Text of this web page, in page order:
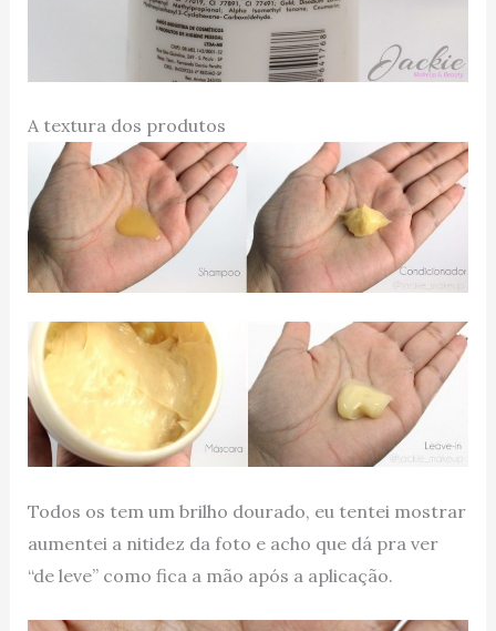
A textura dos produtos
Todos os tem um brilho dourado, eu tentei mostrar
aumentei a nitidez da foto e acho que dá pra ver
“de leve” como fica a mão após a aplicação.